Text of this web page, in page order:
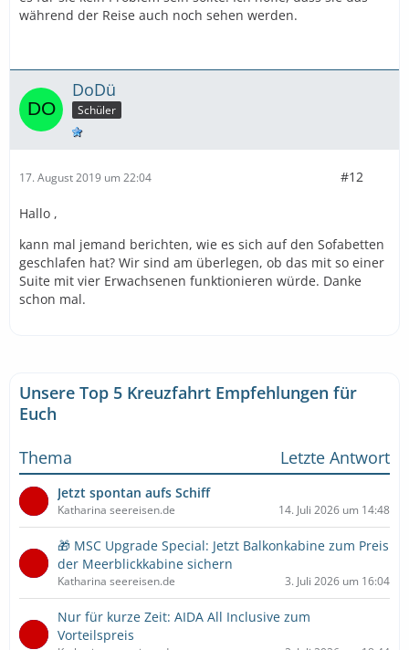
während der Reise auch noch sehen werden.
DoDü
Schüler
17. August 2019 um 22:04 #12
Hallo ,
kann mal jemand berichten, wie es sich auf den Sofabetten
geschlafen hat? Wir sind am überlegen, ob das mit so einer
Suite mit vier Erwachsenen funktionieren würde. Danke
schon mal.
Unsere Top 5 Kreuzfahrt Empfehlungen für
Euch
Thema
Letzte Antwort
Jetzt spontan aufs Schiff
Katharina seereisen.de 14. Juli 2026 um 14:48
🎁 MSC Upgrade Special: Jetzt Balkonkabine zum Preis
der Meerblickkabine sichern
Katharina seereisen.de 3. Juli 2026 um 16:04
Nur für kurze Zeit: AIDA All Inclusive zum
Vorteilspreis